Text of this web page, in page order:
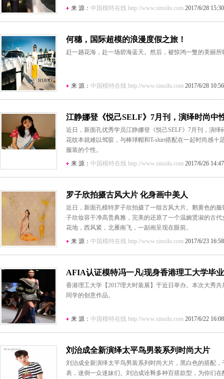
来 源： 中国模特在线 http://www.xinsilu.com 2017/6/28
何穗，国际超模的浪漫度假之旅！
赶一趟花海，赴一场碧海蓝天。然后，被惊鸿一蹩的美丽所
来 源： 中国模特在线 http://www.xinsilu.com 2017/6/28
江静娜登《悦己SELF》7月刊，演绎时尚中
近日，新面孔优秀学员江静娜登《悦己SELF》7月刊，演
花纹本就难以驾驭，与棒球帽和T-shirt搭配在一起时尚感十
服装的个性。
来 源： 中国模特在线 http://www.xinsilu.com 2017/6/26
罗子欣拍摄古风大片 化身画中美人
近日，新面孔模特罗子欣拍摄了一组古风大片。鹅黄色的
子欣妆容干净高贵典雅，完美的还原了一个温婉贤淑的古
花地，西风紧，北雁南飞，一副画呈现在眼前。
来 源： 中国模特在线 http://www.xinsilu.com 2017/6/23
AFIA认证模特冯一凡|现身香港理工大学毕
香港理工大学【2017理大时装展】于近日举办。本次大秀
同学的创意作品。
来 源： 中国模特在线 http://www.xinsilu.com 2017/6/22
刘治成全新演绎太平鸟男装系列时尚大片
刘治成全新演绎太平鸟男装系列时尚大片，黑白色的搭配
表，迷倒一众迷妹们。刘治成诠释多种百搭款型，为你们